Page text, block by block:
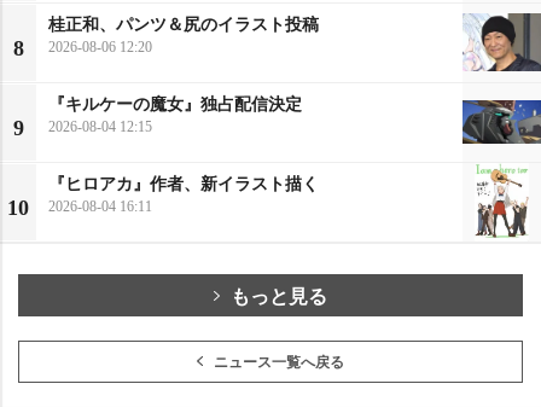
8
桂正和、パンツ＆尻のイラスト投稿
2026-08-06 12:20
9
『キルケーの魔女』独占配信決定
2026-08-04 12:15
10
『ヒロアカ』作者、新イラスト描く
2026-08-04 16:11
もっと見る
ニュース一覧へ戻る